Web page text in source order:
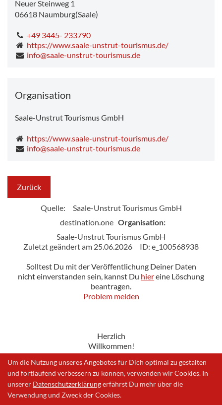
Neuer Steinweg 1
06618 Naumburg(Saale)
+49 3445- 233790
https://www.saale-unstrut-tourismus.de/
info@saale-unstrut-tourismus.de
Organisation
Saale-Unstrut Tourismus GmbH
https://www.saale-unstrut-tourismus.de/
info@saale-unstrut-tourismus.de
Zurück
Quelle:
Saale-Unstrut Tourismus GmbH
destination.one Organisation:
Saale-Unstrut Tourismus GmbH
Zuletzt geändert am 25.06.2026
ID: e_100568938
Solltest Du mit der Veröffentlichung Deiner Daten
nicht einverstanden sein, kannst Du hiereine Löschung
beantragen.
Problem melden
Herzlich
Willkommen!
Impressum|Datenschutzerklärung |Problem melden
Um die Nutzung unseres Angebotes für Dich optimal zu gestalten
und fortlaufend verbessern zu können, verwenden wir Cookies. In
unserer Datenschutzerklärungerfährst Du mehr über die
Verwendung und Zweck der Cookies.